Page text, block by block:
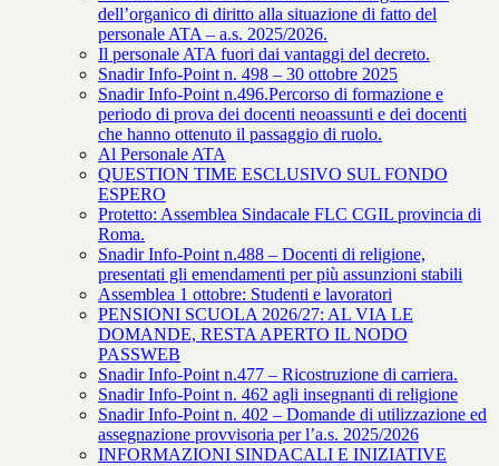
dell’organico di diritto alla situazione di fatto del
personale ATA – a.s. 2025/2026.
Il personale ATA fuori dai vantaggi del decreto.
Snadir Info-Point n. 498 – 30 ottobre 2025
Snadir Info-Point n.496.Percorso di formazione e
periodo di prova dei docenti neoassunti e dei docenti
che hanno ottenuto il passaggio di ruolo.
Al Personale ATA
QUESTION TIME ESCLUSIVO SUL FONDO
ESPERO
Protetto: Assemblea Sindacale FLC CGIL provincia di
Roma.
Snadir Info-Point n.488 – Docenti di religione,
presentati gli emendamenti per più assunzioni stabili
Assemblea 1 ottobre: Studenti e lavoratori
PENSIONI SCUOLA 2026/27: AL VIA LE
DOMANDE, RESTA APERTO IL NODO
PASSWEB
Snadir Info-Point n.477 – Ricostruzione di carriera.
Snadir Info-Point n. 462 agli insegnanti di religione
Snadir Info-Point n. 402 – Domande di utilizzazione ed
assegnazione provvisoria per l’a.s. 2025/2026
INFORMAZIONI SINDACALI E INIZIATIVE